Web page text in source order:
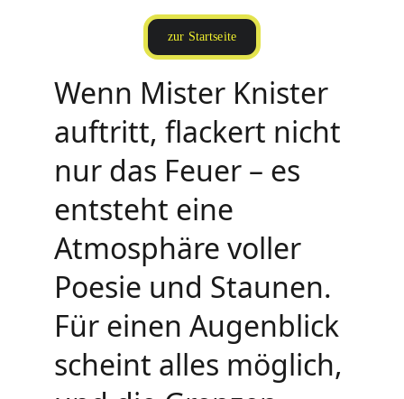
zur Startseite
Wenn Mister Knister
auftritt, flackert nicht
nur das Feuer – es
entsteht eine
Atmosphäre voller
Poesie und Staunen.
Für einen Augenblick
scheint alles möglich,